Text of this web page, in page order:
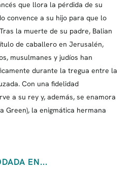
que llora la pérdida de su
convence a su hijo para que lo
la muerte de su padre, Balian
de caballero en Jerusalén,
musulmanes y judíos han
durante la tregua entre la
Con una fidelidad
a su rey y, además, se enamora
Green), la enigmática hermana
EN...